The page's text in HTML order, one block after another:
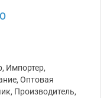
Импортер,
Оптовая
Производитель,